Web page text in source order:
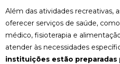
Além das atividades recreativas,
oferecer serviços de saúde,
médico, fisioterapia e
atender às necessidades
instituições estão preparadas